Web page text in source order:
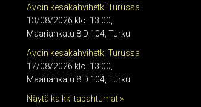
Avoin kesäkahvihetki Turussa
13/08/2026 klo. 13:00,
Maariankatu 8 D 104, Turku
Avoin kesäkahvihetki Turussa
17/08/2026 klo. 13:00,
Maariankatu 8 D 104, Turku
Näytä kaikki tapahtumat »